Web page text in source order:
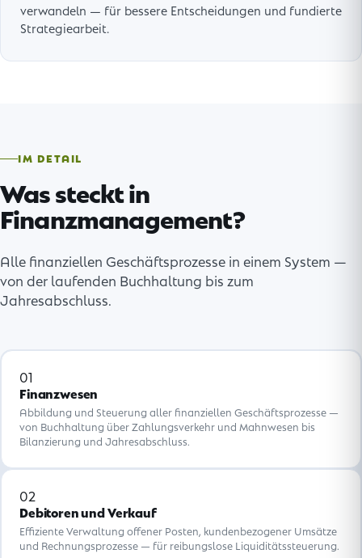
verwandeln — für bessere Entscheidungen und fundierte
Strategiearbeit.
IM DETAIL
Was steckt in
Finanzmanagement?
Alle finanziellen Geschäftsprozesse in einem System —
von der laufenden Buchhaltung bis zum
Jahresabschluss.
01
Finanzwesen
Abbildung und Steuerung aller finanziellen Geschäftsprozesse —
von Buchhaltung über Zahlungsverkehr und Mahnwesen bis
Bilanzierung und Jahresabschluss.
02
Debitoren und Verkauf
Effiziente Verwaltung offener Posten, kundenbezogener Umsätze
und Rechnungsprozesse — für reibungslose Liquiditätssteuerung.